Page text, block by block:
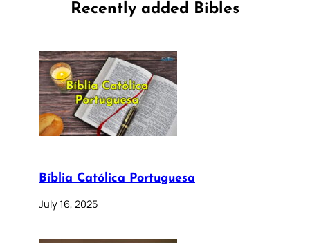
Recently added Bibles
Bíblia Católica Portuguesa
July 16, 2025